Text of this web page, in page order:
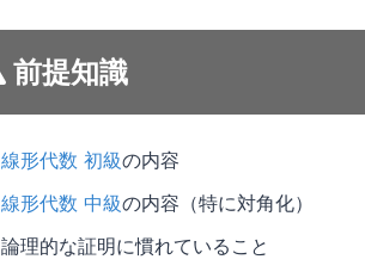
前提知識
線形代数 初級の内容
線形代数 中級の内容（特に対角化）
論理的な証明に慣れていること